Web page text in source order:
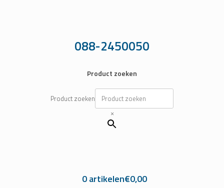
088-2450050
Product zoeken
Product zoeken
×
0 artikelen€0,00